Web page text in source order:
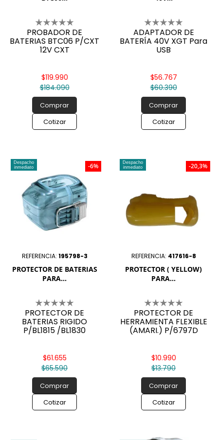
PROBADOR DE
BATERIAS BTC06 P/CXT
12V CXT
$184.090
$119.990
Comprar
Cotizar
ADAPTADOR DE
BATERÍA 40V XGT Para
USB
$60.390
$56.767
Comprar
Cotizar
Despacho
inmediato
REFERENCIA: 195798-3
PROTECTOR DE BATERIAS
PARA...
PROTECTOR DE
BATERIAS RIGIDO
P/BL1815 /BL1830
$65.590
$61.655
Comprar
Cotizar
-6%
Despacho
inmediato
REFERENCIA: 417616-8
PROTECTOR ( YELLOW)
PARA...
PROTECTOR DE
HERRAMIENTA FLEXIBLE
(AMARI.) P/6797D
$13.790
$10.990
Comprar
Cotizar
-20,3%